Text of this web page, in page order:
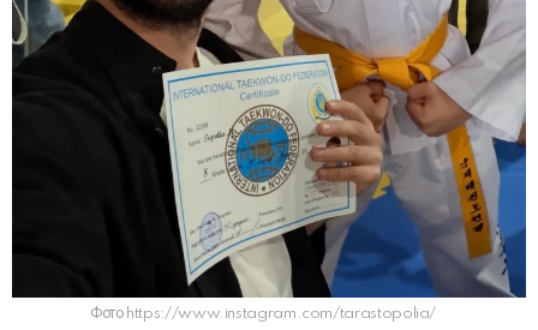
Фото https://www.instagram.com/tarastopolia/